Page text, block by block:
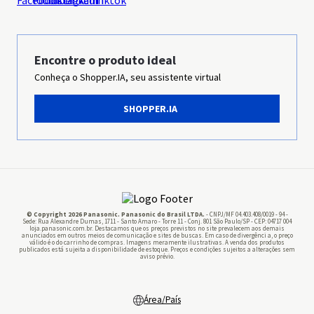
Ética & Compliance
Grupo Panasonic
Imprensa
Panasonic Business
Pilhas
Encontre o produto ideal
Conheça o Shopper.IA, seu assistente virtual
SHOPPER.IA
© Copyright 2026 Panasonic. Panasonic do Brasil LTDA. - CNPJ/MF 04.403.408/0019 - 94 -
Sede: Rua Alexandre Dumas, 1711 - Santo Amaro - Torre 11 - Conj. 801 São Paulo/SP - CEP: 04717 004
loja.panasonic.com.br. Destacamos que os preços previstos no site prevalecem aos demais
anunciados em outros meios de comunicação e sites de buscas. Em caso de divergênci a, o preço
válido é o do carrinho de compras. Imagens meramente ilustrativas. A venda dos produtos
publicados está sujeita a disponibilidade de estoque. Preços e condições sujeitos a alterações sem
aviso prévio.
Área/País